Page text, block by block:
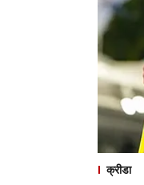
क्रीडा